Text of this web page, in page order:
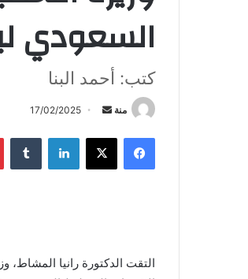
السعودي
كتب: أحمد البنا
منة
أرسل
إلكترونيا
17/02/2025
فيسبوك X لينكدإن
التقت الدكتورة رانيا المشاط،